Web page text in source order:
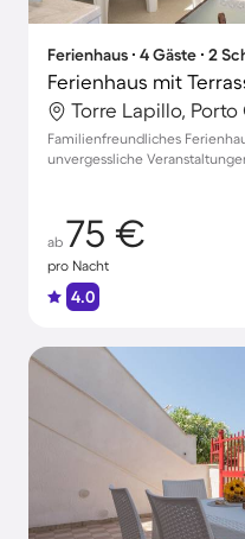
Ferienhaus ∙ 4 Gäste ∙ 2
Ferienhaus mit
Torre Lapillo,
Familienfreundliches
unvergessliche
ab 75 €
pro Nacht
4.0